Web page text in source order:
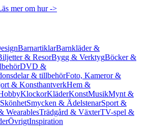
mer om hur ->
BarnartiklarBarnkläder &
& ResorBygg & VerktygBöcker &
DVD &
& tillbehörFoto, Kameror &
& KonsthantverkHem &
KlockorKläderKonstMusikMynt &
SkönhetSmycken & ÄdelstenarSport &
WearablesTrädgård & VäxterTV-spel &
ÖvrigtInspiration